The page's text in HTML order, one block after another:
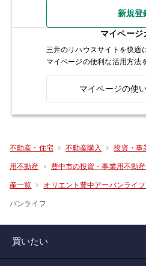
新規登
マイページ
三井のリハウスサイトを快適
マイページの便利な活用方法
マイページの使
不動産・住宅 不動産購入 投資・事
用不動産 豊中市の投資・事業用不動
産一覧 オリエント豊中アーバンライフ
バンライフ
買いたい